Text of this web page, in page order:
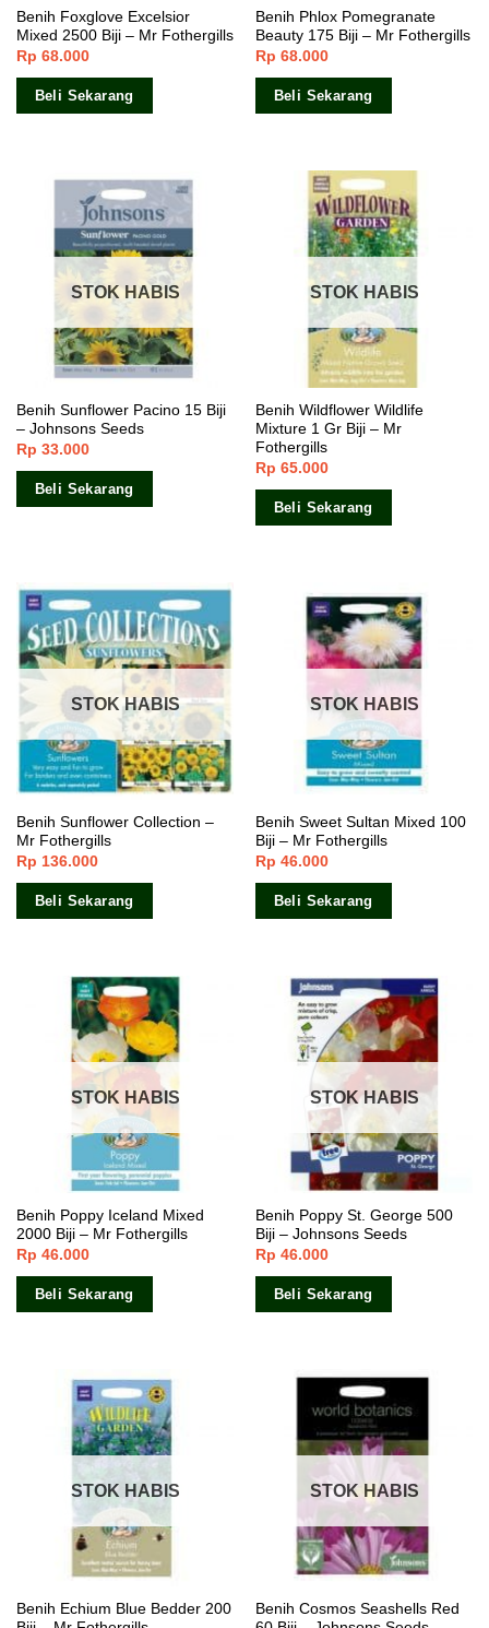
Benih Foxglove Excelsior
Mixed 2500 Biji – Mr Fothergills
Rp 68.000
Beli Sekarang
Benih Phlox Pomegranate
Beauty 175 Biji – Mr Fothergills
Rp 68.000
Beli Sekarang
STOK HABIS
Benih Sunflower Pacino 15 Biji
– Johnsons Seeds
Rp 33.000
Beli Sekarang
STOK HABIS
Benih Wildflower Wildlife
Mixture 1 Gr Biji – Mr
Fothergills
Rp 65.000
Beli Sekarang
STOK HABIS
Benih Sunflower Collection –
Mr Fothergills
Rp 136.000
Beli Sekarang
STOK HABIS
Benih Sweet Sultan Mixed 100
Biji – Mr Fothergills
Rp 46.000
Beli Sekarang
STOK HABIS
Benih Poppy Iceland Mixed
2000 Biji – Mr Fothergills
Rp 46.000
Beli Sekarang
STOK HABIS
Benih Poppy St. George 500
Biji – Johnsons Seeds
Rp 46.000
Beli Sekarang
STOK HABIS
Benih Echium Blue Bedder 200
STOK HABIS
Benih Cosmos Seashells Red